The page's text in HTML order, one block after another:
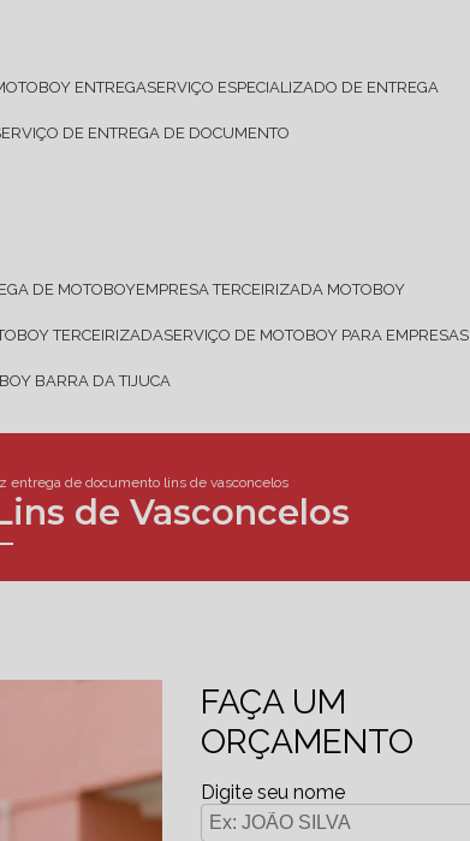
MOTOBOY ENTREGA SERVIÇO ESPECIALIZADO DE ENTREGA
SERVIÇO DE ENTREGA DE DOCUMENTO
DE MOTOBOY EMPRESA TERCEIRIZADA MOTOBOY
TERCEIRIZADA SERVIÇO DE MOTOBOY PARA EMPRESAS
BARRA DA TIJUCA
entrega de documento lins de vasconcelos
de Vasconcelos
FAÇA UM
ORÇAMENTO
Digite seu nome